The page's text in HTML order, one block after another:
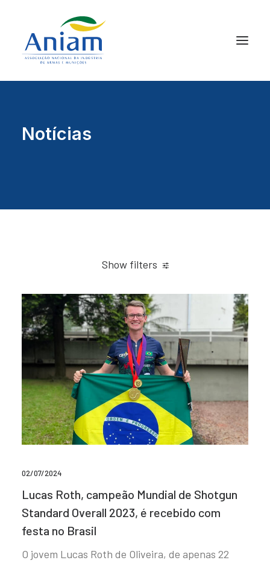
Notícias
Show filters
02/07/2024
Lucas Roth, campeão Mundial de Shotgun
Standard Overall 2023, é recebido com
festa no Brasil
O jovem Lucas Roth de Oliveira, de apenas 22